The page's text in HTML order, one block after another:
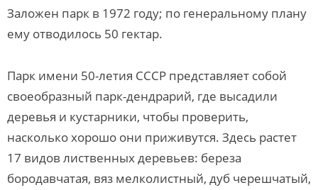
Заложен парк в 1972 году; по генеральному плану
ему отводилось 50 гектар.
Парк имени 50-летия СССР представляет собой
своеобразный парк-дендрарий, где высадили
деревья и кустарники, чтобы проверить,
насколько хорошо они приживутся. Здесь растет
17 видов лиственных деревьев: береза
бородавчатая, вяз мелколистный, дуб черешчатый,